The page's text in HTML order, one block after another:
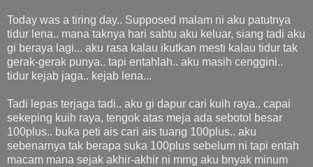
Today was a tiring day.. Supposed malam ni aku patutnya
tidur lena.. mana taknya hari sabtu aku keluar, siang tadi aku
gi beraya lagi... aku rasa kalau ikutkan mesti kalau tidur tak
gerak-gerak punya.. tapi entahlah.. aku masih cenggini..
tidur kejab jaga.. kejab lena...
Tadi lepas terjaga tadi.. aku gi dapur cari kuih raya.. capai
sekeping kuih raya, tengok atas meja ada sebotol besar
100plus.. buka peti ais cari ais tuang 100plus.. aku
sebenarnya tak berapa suka 100plus sebelum ni tapi entah
macam mana sejak akhir-akhir ni mmg aku bnyak minum